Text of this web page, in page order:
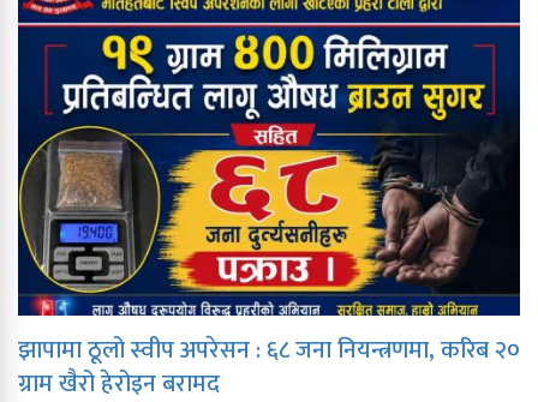
झापामा ठूलो स्वीप अपरेसन : ६८ जना नियन्त्रणमा, करिब २०
ग्राम खैरो हेरोइन बरामद